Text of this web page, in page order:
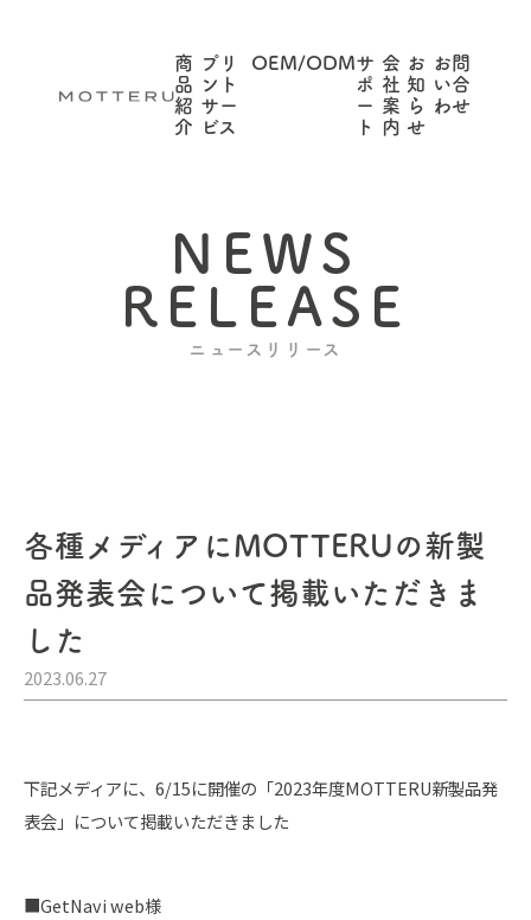
商
品
紹
介
プリ
ント
サー
ビス
OEM/ODMサ
ポ
ー
ト
会
社
案
内
お
知
ら
せ
お問
い合
わせ
NEWS
RELEASE
ニュースリリース
2023.06.27
各種メディアにMOTTERUの新製
品発表会について掲載いただきま
した
下記メディアに、6/15に開催の「2023年度MOTTERU新製品発
表会」について掲載いただきました
■GetNavi web様